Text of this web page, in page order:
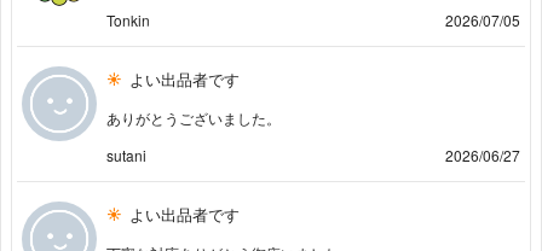
Tonkin
2026/07/05
よい出品者です
ありがとうございました。
sutani
2026/06/27
よい出品者です